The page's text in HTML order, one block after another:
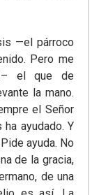
—el párroco
Pero me
el que de
la mano.
el Señor
ayudado. Y
ayuda. No
de la gracia,
de una